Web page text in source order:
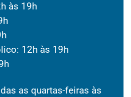
às 19h
12h às 19h
as quartas-feiras às